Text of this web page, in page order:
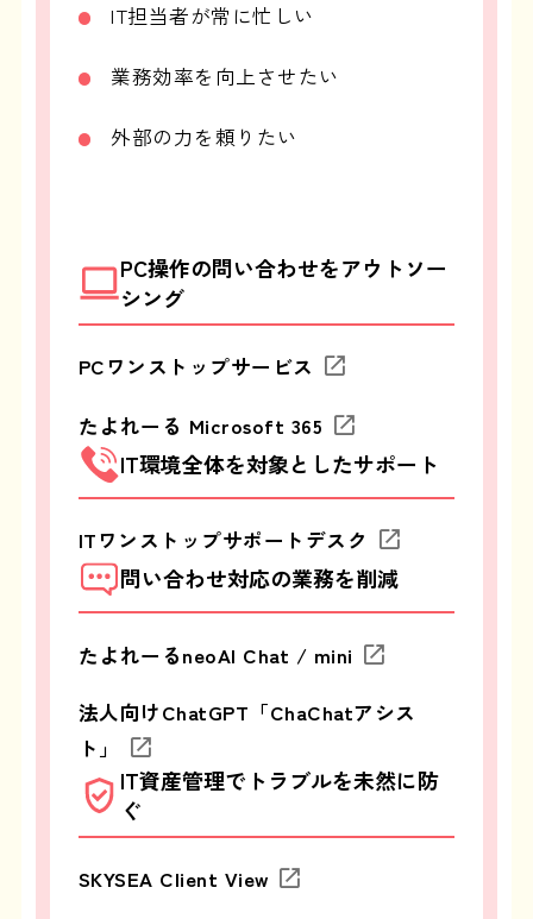
IT担当者が常に忙しい
業務効率を向上させたい
外部の力を頼りたい
PC操作の問い合わせをアウトソー
シング
PCワンストップサービス
たよれーる Microsoft 365
IT環境全体を対象としたサポート
ITワンストップサポートデスク
問い合わせ対応の業務を削減
たよれーるneoAI Chat / mini
法人向けChatGPT「ChaChatアシス
ト」
IT資産管理でトラブルを未然に防
ぐ
SKYSEA Client View